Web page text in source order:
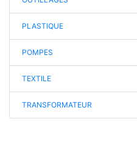
PLASTIQUE
POMPES
TEXTILE
TRANSFORMATEUR